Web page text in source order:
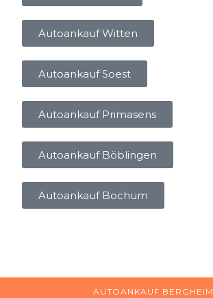
Autoankauf Witten
Autoankauf Soest
Autoankauf Primasens
Autoankauf Böblingen
Autoankauf Bochum
AUTOANKAUF BERGHEIM